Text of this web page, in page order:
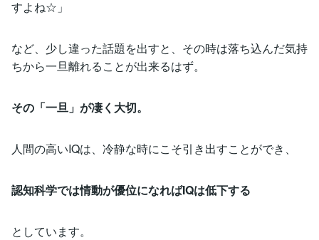
すよね☆」
など、少し違った話題を出すと、その時は落ち込んだ気持
ちから一旦離れることが出来るはず。
その「一旦」が凄く大切。
人間の高いIQは、冷静な時にこそ引き出すことができ、
認知科学では情動が優位になればIQは低下する
としています。